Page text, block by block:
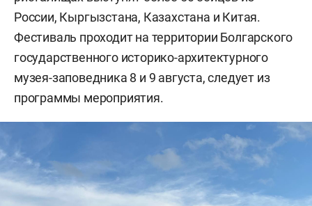
России, Кыргызстана, Казахстана и Китая.
Фестиваль проходит на территории Болгарского
государственного историко-архитектурного
музея-заповедника 8 и 9 августа, следует из
программы мероприятия.